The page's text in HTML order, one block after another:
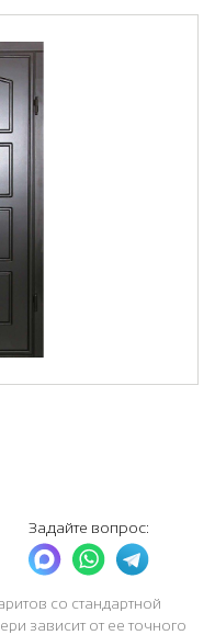
Задайте вопрос:
со стандартной
зависит от ее точного